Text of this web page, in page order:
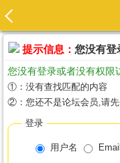
提示信息： 您没有登
您没有登录或者没有权限
①：没有查找匹配的内容
②：您还不是论坛会员,请
登录
用户名 Email